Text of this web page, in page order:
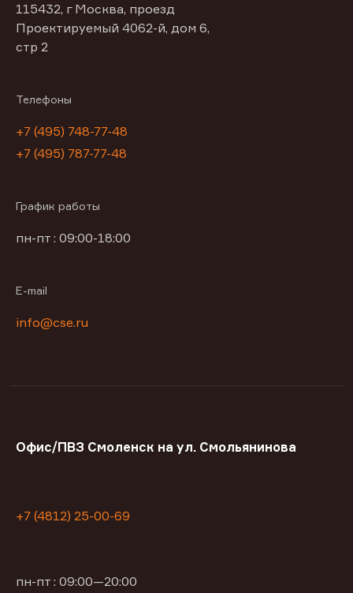
115432, г Москва, проезд
Проектируемый 4062-й, дом 6,
стр 2
Телефоны
+7 (495) 748-77-48
+7 (495) 787-77-48
График работы
пн-пт : 09:00-18:00
E-mail
info@cse.ru
Офис/ПВЗ Смоленск на ул. Смольянинова
+7 (4812) 25-00-69
пн-пт : 09:00—20:00